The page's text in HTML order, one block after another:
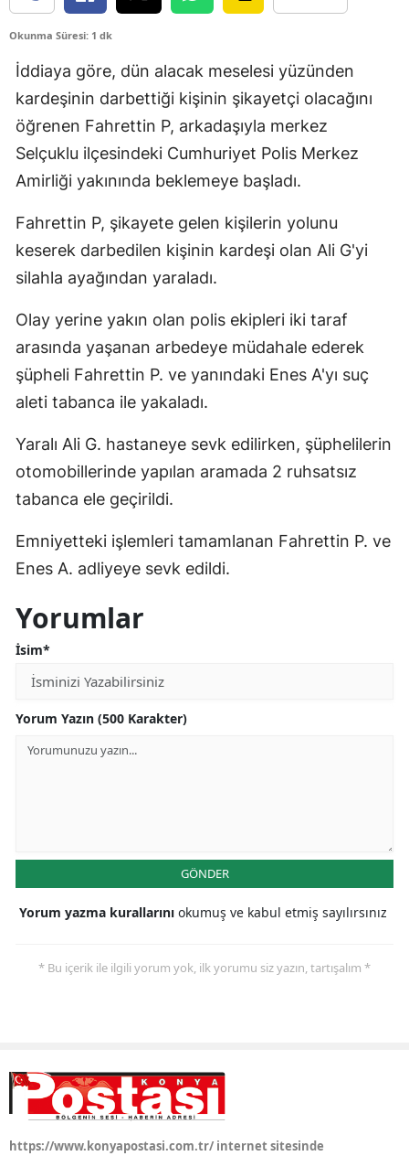
Denizli
Edirne
Elazığ
Erzincan
Eskişehir
Giresun
Gümüşhane
Isparta
İstanbul
Malatya
Nevşehir
Okunma Süresi: 1 dk
İddiaya göre, dün alacak meselesi yüzünden
kardeşinin darbettiği kişinin şikayetçi olacağını
öğrenen Fahrettin P, arkadaşıyla merkez
Selçuklu ilçesindeki Cumhuriyet Polis Merkez
Amirliği yakınında beklemeye başladı.
Fahrettin P, şikayete gelen kişilerin yolunu
keserek darbedilen kişinin kardeşi olan Ali G'yi
silahla ayağından yaraladı.
Olay yerine yakın olan polis ekipleri iki taraf
arasında yaşanan arbedeye müdahale ederek
şüpheli Fahrettin P. ve yanındaki Enes A'yı suç
aleti tabanca ile yakaladı.
Yaralı Ali G. hastaneye sevk edilirken, şüphelilerin
otomobillerinde yapılan aramada 2 ruhsatsız
tabanca ele geçirildi.
Emniyetteki işlemleri tamamlanan Fahrettin P. ve
Enes A. adliyeye sevk edildi.
Yorumlar
İsim*
Yorum Yazın (500 Karakter)
GÖNDER
Yorum yazma kurallarını okumuş ve kabul etmiş sayılırsınız
* Bu içerik ile ilgili yorum yok, ilk yorumu siz yazın, tartışalım *
https://www.konyapostasi.com.tr/ internet sitesinde